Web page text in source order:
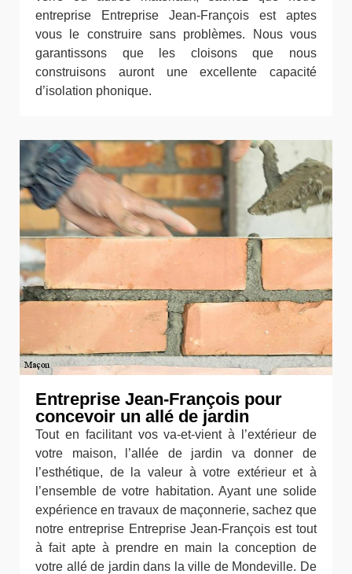
entreprise Entreprise Jean-François est aptes
vous le construire sans problèmes. Nous vous
garantissons que les cloisons que nous
construisons auront une excellente capacité
d’isolation phonique.
Entreprise Jean-François pour
concevoir un allé de jardin
Tout en facilitant vos va-et-vient à l’extérieur de
votre maison, l’allée de jardin va donner de
l’esthétique, de la valeur à votre extérieur et à
l’ensemble de votre habitation. Ayant une solide
expérience en travaux de maçonnerie, sachez que
notre entreprise Entreprise Jean-François est tout
à fait apte à prendre en main la conception de
votre allé de jardin dans la ville de Mondeville. De